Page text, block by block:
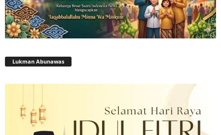
Lukman Abunawas